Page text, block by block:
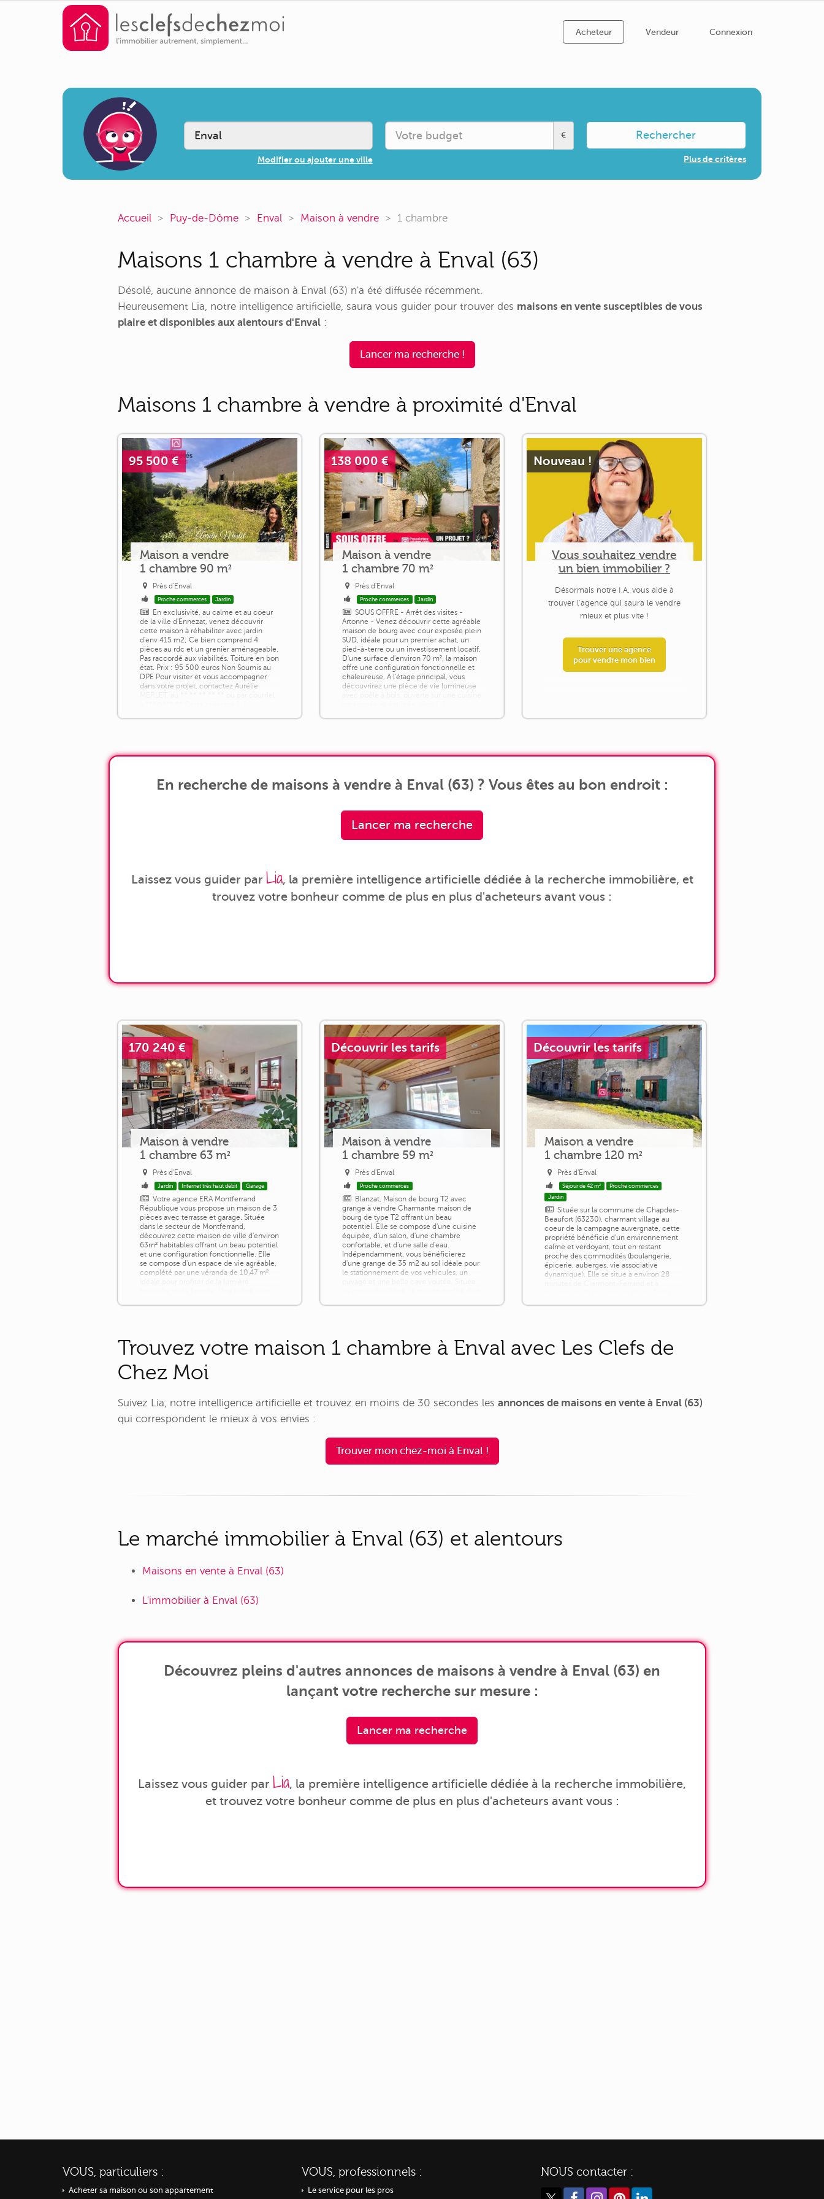
Acheteur Vendeur Connexion
Modifier ou ajouter une ville
€ Rechercher
Plus de critères
Accueil Puy-de-Dôme Enval Maison à vendre 1 chambre
Maisons 1 chambre à vendre à Enval (63)
Désolé, aucune annonce de maison à Enval (63) n'a été diffusée récemment.
Heureusement Lia, notre intelligence artificielle, saura vous guider pour trouver des maisons en vente susceptibles de vous
plaire et disponibles aux alentours d'Enval :
Lancer ma recherche !
Maisons 1 chambre à vendre à proximité d'Enval
95 500 €
Maison a vendre
1 chambre 90 m²
Près d'Enval
Proche commerces Jardin
En exclusivité, au calme et au coeur
de la ville d'Ennezat, venez découvrir
cette maison à réhabiliter avec jardin
d'env 415 m2; Ce bien comprend 4
pièces au rdc et un grenier aménageable.
Pas raccordé aux viabilités. Toiture en bon
état. Prix : 95 500 euros Non Soumis au
DPE Pour visiter et vous accompagner
dans votre projet, contactez Aurélie
138 000 €
Maison à vendre
1 chambre 70 m²
Près d'Enval
Proche commerces Jardin
SOUS OFFRE - Arrêt des visites -
Artonne - Venez découvrir cette agréable
maison de bourg avec cour exposée plein
SUD, idéale pour un premier achat, un
pied-à-terre ou un investissement locatif.
D'une surface d'environ 70 m², la maison
offre une configuration fonctionnelle et
chaleureuse. A l'étage principal, vous
découvrirez une pièce de vie lumineuse
Nouveau !
Vous souhaitez vendre
un bien immobilier ?
Désormais notre I.A. vous aide à
trouver l'agence qui saura le vendre
mieux et plus vite !
Trouver une agence
pour vendre mon bien
En recherche de maisons à vendre à Enval (63) ? Vous êtes au bon endroit :
Lancer ma recherche
Laissez vous guider par Lia, la première intelligence artificielle dédiée à la recherche immobilière, et
trouvez votre bonheur comme de plus en plus d'acheteurs avant vous :
170 240 €
Maison à vendre
1 chambre 63 m²
Près d'Enval
Jardin Internet très haut débit Garage
Votre agence ERA Montferrand
République vous propose un maison de 3
pièces avec terrasse et garage. Située
dans le secteur de Montferrand,
découvrez cette maison de ville d'environ
63m² habitables offrant un beau potentiel
et une configuration fonctionnelle. Elle
se compose d'un espace de vie agréable,
complété par une véranda de 10,47 m²
Découvrir les tarifs
Maison à vendre
1 chambre 59 m²
Près d'Enval
Proche commerces
Blanzat, Maison de bourg T2 avec
grange à vendre Charmante maison de
bourg de type T2 offrant un beau
potentiel. Elle se compose d'une cuisine
équipée, d'un salon, d'une chambre
confortable, et d'une salle d'eau.
Indépendamment, vous bénéficierez
d'une grange de 35 m2 au sol idéale pour
le stationnement de vos vehicules, un
Découvrir les tarifs
Maison a vendre
1 chambre 120 m²
Près d'Enval
Séjour de 42 m²
Proche commerces
Jardin
Située sur la commune de Chapdes-
Beaufort (63230), charmant village au
coeur de la campagne auvergnate, cette
propriété bénéficie d'un environnement
calme et verdoyant, tout en restant
proche des commodités (boulangerie,
épicerie, auberges, vie associative
dynamique). Elle se situe à environ 28
Trouvez votre maison 1 chambre à Enval avec Les Clefs de
Chez Moi
Suivez Lia, notre intelligence artificielle et trouvez en moins de 30 secondes les annonces de maisons en vente à Enval (63)
qui correspondent le mieux à vos envies :
Trouver mon chez-moi à Enval !
Le marché immobilier à Enval (63) et alentours
Maisons en vente à Enval (63)
L'immobilier à Enval (63)
Découvrez pleins d'autres annonces de maisons à vendre à Enval (63) en
lançant votre recherche sur mesure :
Lancer ma recherche
Laissez vous guider par Lia, la première intelligence artificielle dédiée à la recherche immobilière,
et trouvez votre bonheur comme de plus en plus d'acheteurs avant vous :
VOUS, particuliers :
Acheter sa maison ou son appartement
VOUS, professionnels :
Le service pour les pros
NOUS contacter :